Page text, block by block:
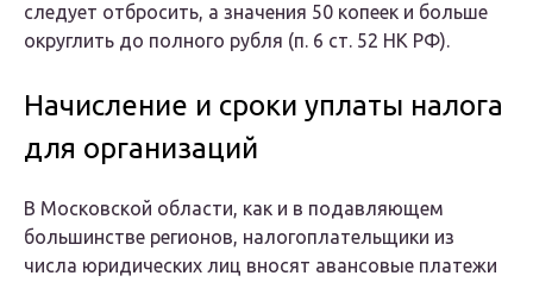
следует отбросить, а значения 50 копеек и больше
округлить до полного рубля (п. 6 ст. 52 НК РФ).
Начисление и сроки уплаты налога
для организаций
В Московской области, как и в подавляющем
большинстве регионов, налогоплательщики из
числа юридических лиц вносят авансовые платежи